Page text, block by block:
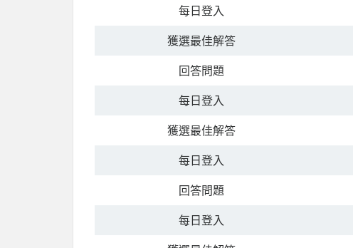
每日登入
獲選最佳解答
回答問題
每日登入
獲選最佳解答
每日登入
回答問題
每日登入